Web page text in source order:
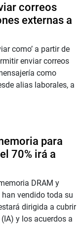
correos
externas a
como’ a partir de
enviar correos
como
alias laborales, a
para
70% irá a
DRAM y
vendido toda su
dirigida a cubrir
y los acuerdos a